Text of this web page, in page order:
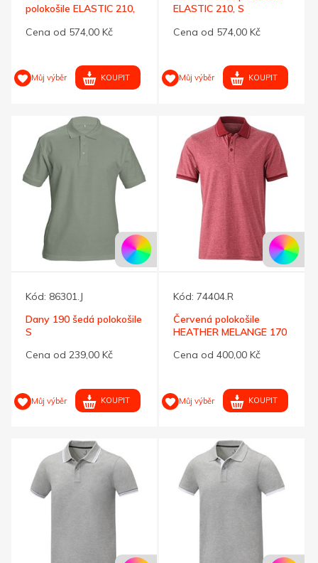
polokošile ELASTIC 210,
Cena od 574,00 Kč
Můj výběr KOUPIT
ELASTIC 210, S
Cena od 574,00 Kč
Můj výběr KOUPIT
Kód: 86301.J
Dany 190 šedá polokošile
S
Cena od 239,00 Kč
Můj výběr KOUPIT
Kód: 74404.R
Červená polokošile
HEATHER MELANGE 170
Cena od 400,00 Kč
Můj výběr KOUPIT